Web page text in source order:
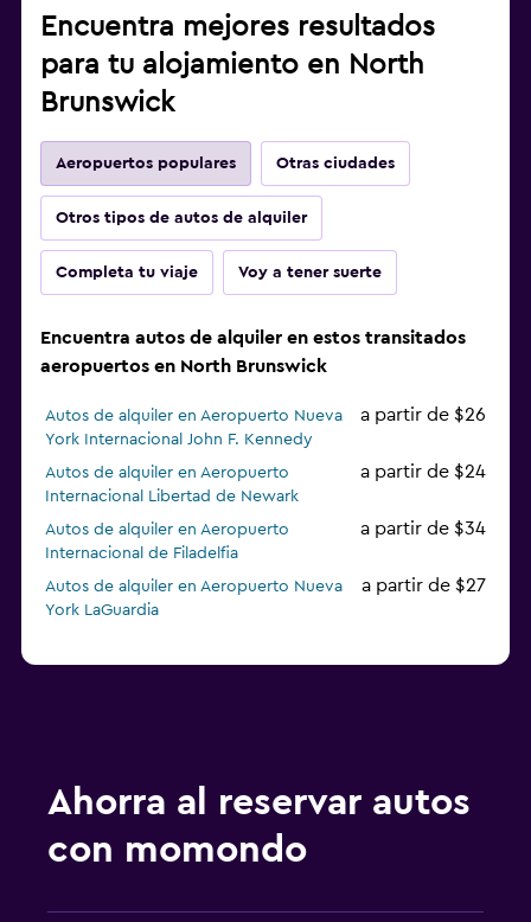
Encuentra mejores resultados
para tu alojamiento en North
Brunswick
Aeropuertos populares Otras ciudades
Otros tipos de autos de alquiler
Completa tu viaje Voy a tener suerte
Encuentra autos de alquiler en estos transitados
aeropuertos en North Brunswick
Autos de alquiler en Aeropuerto Nueva
York Internacional John F. Kennedy
a partir de $26
Autos de alquiler en Aeropuerto
Internacional Libertad de Newark
a partir de $24
Autos de alquiler en Aeropuerto
Internacional de Filadelfia
a partir de $34
Autos de alquiler en Aeropuerto Nueva
York LaGuardia
a partir de $27
Ahorra al reservar autos
con momondo